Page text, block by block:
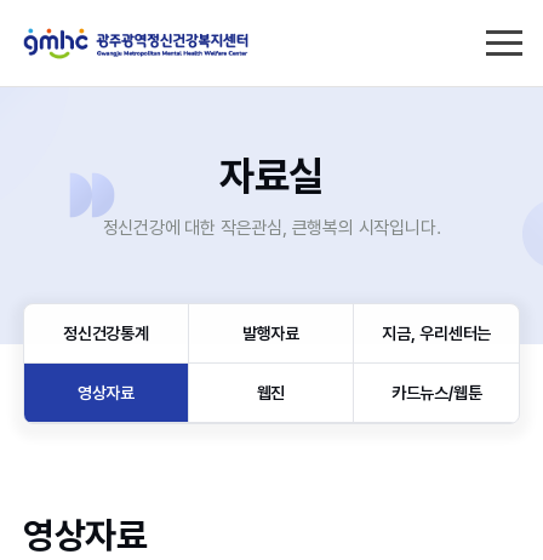
자료실
정신건강에 대한 작은관심, 큰행복의 시작입니다.
정신건강통계 발행자료 지금, 우리센터는
영상자료 웹진 카드뉴스/웹툰
영상자료